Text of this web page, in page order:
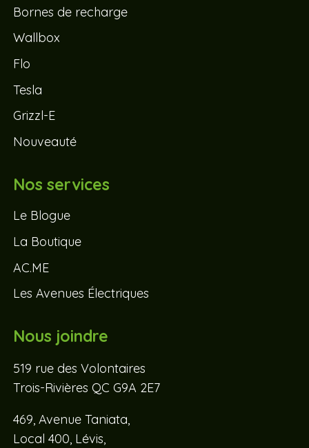
Bornes de recharge
Wallbox
Flo
Tesla
Grizzl-E
Nouveauté
Nos services
Le Blogue
La Boutique
AC.ME
Les Avenues Électriques
Nous joindre
519 rue des Volontaires
Trois-Rivières QC G9A 2E7
469, Avenue Taniata,
Local 400, Lévis,